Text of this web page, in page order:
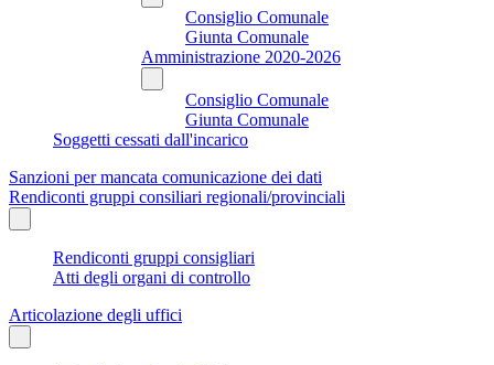
Consiglio Comunale
Giunta Comunale
Amministrazione 2020-2026
Consiglio Comunale
Giunta Comunale
Soggetti cessati dall'incarico
Sanzioni per mancata comunicazione dei dati
Rendiconti gruppi consiliari regionali/provinciali
Rendiconti gruppi consigliari
Atti degli organi di controllo
Articolazione degli uffici